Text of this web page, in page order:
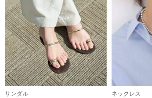
サンダル
ネックレス